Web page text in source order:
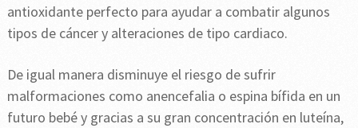
antioxidante perfecto para ayudar a combatir algunos
tipos de cáncer y alteraciones de tipo cardiaco.
De igual manera disminuye el riesgo de sufrir
malformaciones como anencefalia o espina bífida en un
futuro bebé y gracias a su gran concentración en luteína,